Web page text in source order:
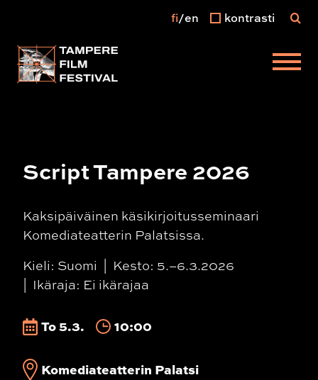
Päävalikko
fi en kontrasti
Script Tampere 2026
Kaksipäiväinen käsikirjoitusseminaari
Komediateatterin Palatsissa.
Kieli: Suomi
Kesto: 5.–6.3.2026
Ikäraja: Ei ikärajaa
To 5.3. 10:00
Komediateatterin Palatsi